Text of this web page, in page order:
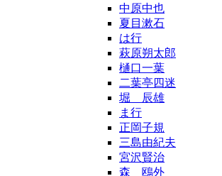
中原中也
夏目漱石
は行
萩原朔太郎
樋口一葉
二葉亭四迷
堀 辰雄
ま行
正岡子規
三島由紀夫
宮沢賢治
森 鴎外